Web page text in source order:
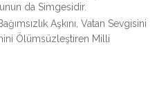
da Simgesidir.
Aşkını, Vatan Sevgisini
Ölümsüzleştiren Milli